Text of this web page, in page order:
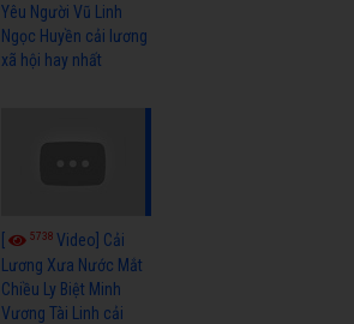
Yêu Người Vũ Linh
Ngọc Huyền cải lương
xã hội hay nhất
5738Video] Cải
Lương Xưa Nước Mắt
Chiều Ly Biệt Minh
Vương Tài Linh cải